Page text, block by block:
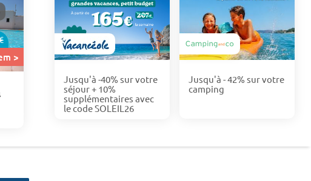
>
Jusqu'à -40% sur votre
séjour + 10%
supplémentaires avec
le code SOLEIL26
Jusqu'à - 42% sur votre
camping